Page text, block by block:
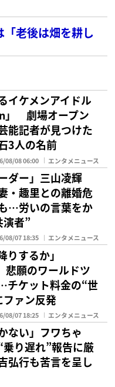
老後は畑を耕し
イケメンアイドル
」 劇場オープン
能記者が見つけた
3人の名前
08/08 06:00 エンタメニュース
ダー」三山凌輝
・趣里との離婚危
…労いの言葉をか
演者”
08/07 18:35 エンタメニュース
りするか」
願のワールドツ
チケット料金の“世
ァン反発
08/07 18:25 エンタメニュース
ない」フワちゃ
り遅れ”報告に厳
弘行も苦言を呈し